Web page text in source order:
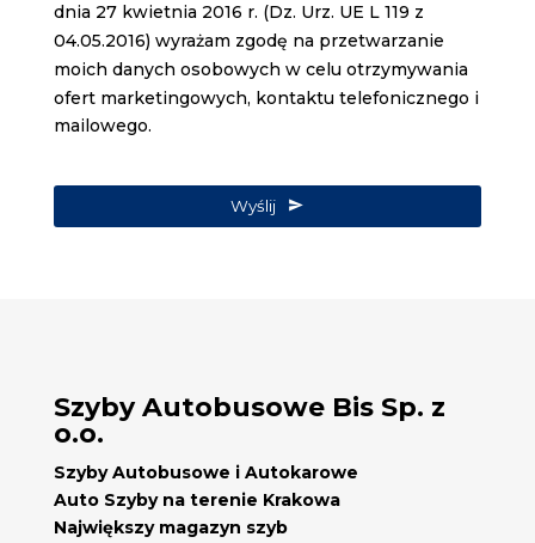
dnia 27 kwietnia 2016 r. (Dz. Urz. UE L 119 z
04.05.2016) wyrażam zgodę na przetwarzanie
moich danych osobowych w celu otrzymywania
ofert marketingowych, kontaktu telefonicznego i
mailowego.
Wyślij
Szyby Autobusowe Bis Sp. z
o.o.
Szyby Autobusowe i Autokarowe
Auto Szyby na terenie Krakowa
Największy magazyn szyb